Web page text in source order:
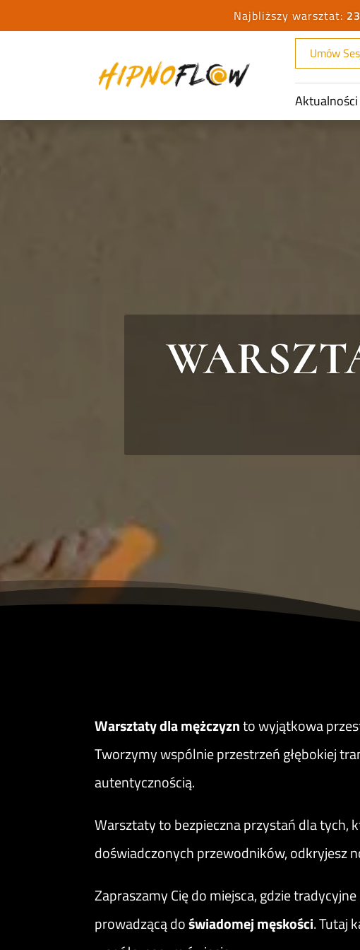
Umów
Aktualności
Warsztaty dla mężczyznto wyjątkowa
Tworzymy wspólnie przestrzeń głębokiej
autentycznością.
Warsztaty to bezpieczna przystań dla tych,
doświadczonych przewodników, odkryjesz
Zapraszamy Cię do miejsca, gdzie
prowadzącą doświadomej męskości. Tutaj